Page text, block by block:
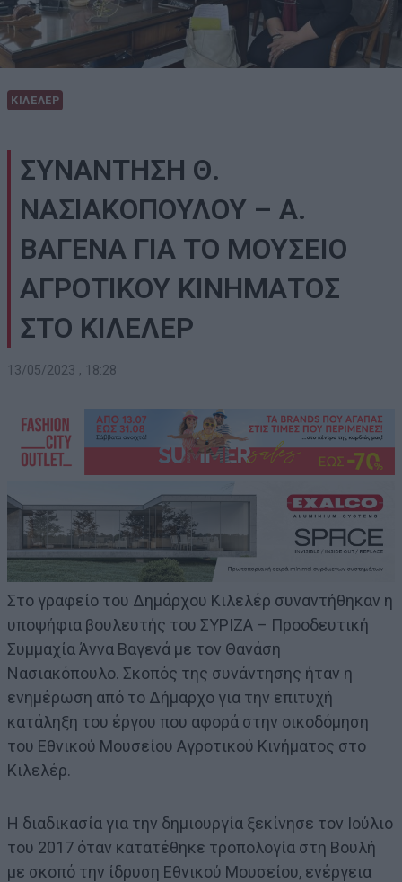
ΚΙΛΕΛΕΡ
ΣΥΝΑΝΤΗΣΗ Θ.
ΝΑΣΙΑΚΟΠΟΥΛΟΥ – A.
ΒΑΓΕΝΑ ΓΙΑ ΤΟ ΜΟΥΣΕΙΟ
ΑΓΡΟΤΙΚΟΥ ΚΙΝΗΜΑΤΟΣ
ΣΤΟ ΚΙΛΕΛΕΡ
13/05/2023 , 18:28
Στο γραφείο του Δημάρχου Κιλελέρ συναντήθηκαν η
υποψήφια βουλευτής του ΣΥΡΙΖΑ – Προοδευτική
Συμμαχία Άννα Βαγενά με τον Θανάση
Νασιακόπουλο. Σκοπός της συνάντησης ήταν η
ενημέρωση από το Δήμαρχο για την επιτυχή
κατάληξη του έργου που αφορά στην οικοδόμηση
του Εθνικού Μουσείου Αγροτικού Κινήματος στο
Κιλελέρ.
Η διαδικασία για την δημιουργία ξεκίνησε τον Ιούλιο
του 2017 όταν κατατέθηκε τροπολογία στη Βουλή
με σκοπό την ίδρυση Εθνικού Μουσείου, ενέργεια